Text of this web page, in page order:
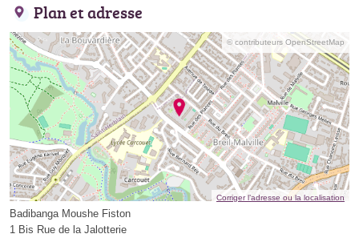
Plan et adresse
© contributeurs OpenStreetMap
Corriger l’adresse ou la localisation
Badibanga Moushe Fiston
1 Bis Rue de la Jalotterie